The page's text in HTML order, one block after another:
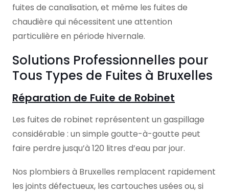
fuites de canalisation, et même les fuites de
chaudière qui nécessitent une attention
particulière en période hivernale.
Solutions Professionnelles pour
Tous Types de Fuites à Bruxelles
Réparation de Fuite de Robinet
Les fuites de robinet représentent un gaspillage
considérable : un simple goutte-à-goutte peut
faire perdre jusqu’à 120 litres d’eau par jour.
Nos plombiers à Bruxelles remplacent rapidement
les joints défectueux, les cartouches usées ou, si